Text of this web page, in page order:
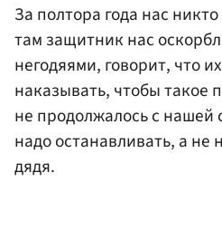
За полтора года нас
там защитник нас
негодяями, говорит, что
наказывать, чтобы такое
не продолжалось с нашей
надо останавливать, а не
дядя.